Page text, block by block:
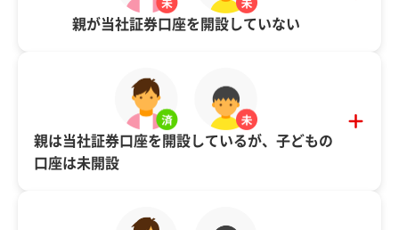
親が当社証券口座を開設していない
親は当社証券口座を開設しているが、子どもの
口座は未開設